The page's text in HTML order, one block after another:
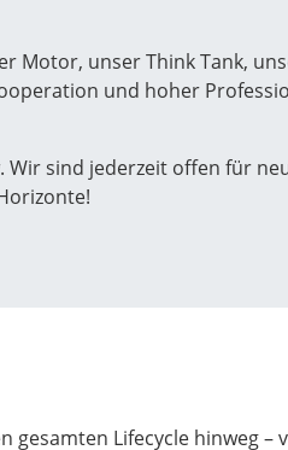
Motor, unser Think Tank,
und hoher
Wir sind jederzeit offen für
Lifecycle hinweg –